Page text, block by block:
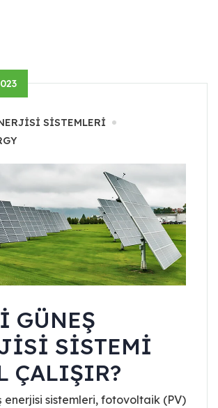
SISTEMLERI
GÜNEŞ
SISTEMI
ÇALIŞIR?
enerjisi sistemleri, fotovoltaik (PV)